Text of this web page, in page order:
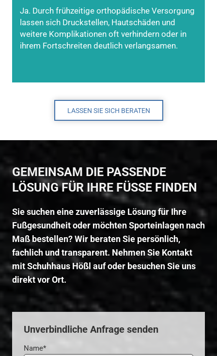
Ja. Durch frühzeitige orthopädische Versorgung
lassen sich Druckstellen, Hautschäden und
weitere Komplikationen oft verhindern oder in
ihrem Fortschreiten deutlich verlangsamen.
LASSEN SIE SICH BERATEN
GEMEINSAM DIE PASSENDE
LÖSUNG FÜR IHRE FÜSSE FINDEN
Sie suchen eine zuverlässige Lösung für Ihre
Fußgesundheit oder möchten Sporteinlagen nach
Maß bestellen? Wir beraten Sie persönlich,
fachlich und transparent. Nehmen Sie Kontakt
mit Schuhhaus Hößl auf oder besuchen Sie uns
direkt vor Ort.
Unverbindliche Anfrage senden
Name*